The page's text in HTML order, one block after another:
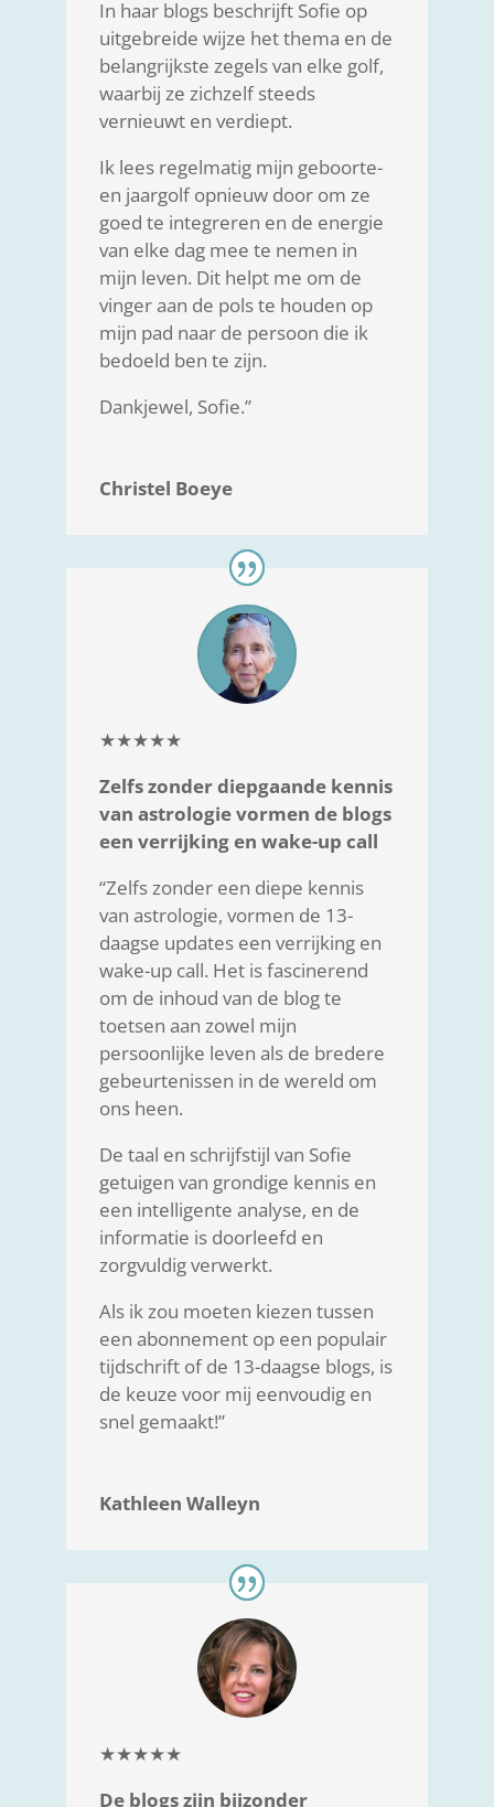
In haar blogs beschrijft Sofie op
uitgebreide wijze het thema en de
belangrijkste zegels van elke golf,
waarbij ze zichzelf steeds
vernieuwt en verdiept.
Ik lees regelmatig mijn geboorte-
en jaargolf opnieuw door om ze
goed te integreren en de energie
van elke dag mee te nemen in
mijn leven. Dit helpt me om de
vinger aan de pols te houden op
mijn pad naar de persoon die ik
bedoeld ben te zijn.
Dankjewel, Sofie.”
Christel Boeye
★★★★★
Zelfs zonder diepgaande kennis
van astrologievormen de blogs
een verrijking en wake-up call
“Zelfs zonder een diepe kennis
van astrologie, vormen de 13-
daagse updates een verrijking en
wake-up call. Het is fascinerend
om de inhoud van de blog te
toetsen aan zowel mijn
persoonlijke leven als de bredere
gebeurtenissen in de wereld om
ons heen.
De taal en schrijfstijl van Sofie
getuigen van grondige kennis en
een intelligente analyse, en de
informatie is doorleefd en
zorgvuldig verwerkt.
Als ik zou moeten kiezen tussen
een abonnement op een populair
tijdschrift of de 13-daagse blogs, is
de keuze voor mij eenvoudig en
snel gemaakt!”
Kathleen Walleyn
★★★★★
De blogs zijn bijzonder